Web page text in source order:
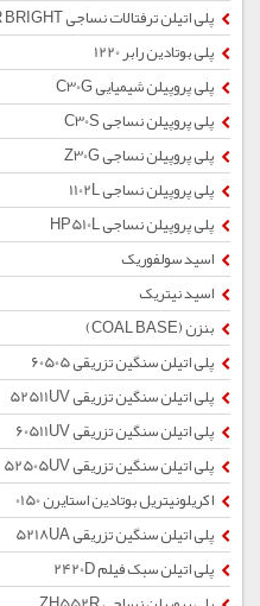
پلی اتیلن ترفتالات نساجی SUPER BRIGHT
پلی بوتادین رابر 1220
پلی پروپیلن شیمیایی C30G
پلی پروپیلن نساجی C30S
پلی پروپیلن نساجی Z30G
پلی پروپیلن نساجی 1102L
پلی پروپیلن نساجی HP510L
اسید سولفوریک
اسید نیتریک
بنزن (COAL BASE)
پلی اتیلن سنگین تزریقی 60505
پلی اتیلن سنگین تزریقی 52511UV
پلی اتیلن سنگین تزریقی 60511UV
پلی اتیلن سنگین تزریقی 52505UV
اکریلونیتریل بوتادین استایرن 0150
پلی اتیلن سنگین تزریقی 5218UA
پلی اتیلن سبک فیلم 2420D